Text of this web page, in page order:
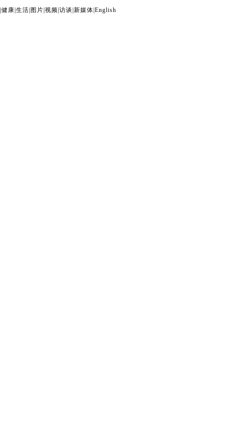
健康 生活 图片 视频 访谈 新媒体 English